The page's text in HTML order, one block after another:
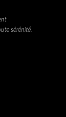
sérénité.